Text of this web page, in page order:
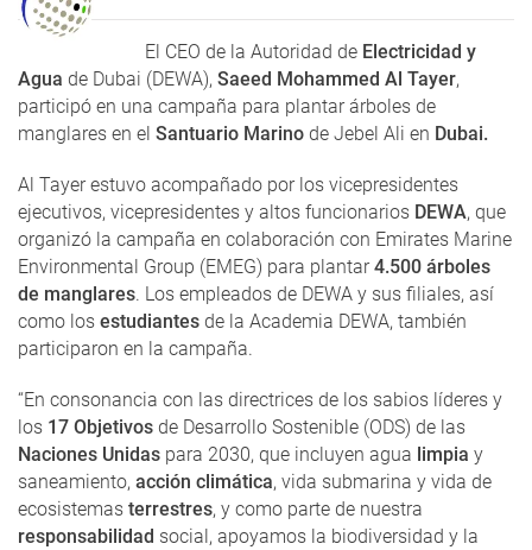
El CEO de la Autoridad de Electricidad y
Agua de Dubai (DEWA), Saeed Mohammed Al Tayer,
participó en una campaña para plantar árboles de
manglares en el Santuario Marino de Jebel Ali en Dubai.
Al Tayer estuvo acompañado por los vicepresidentes
ejecutivos, vicepresidentes y altos funcionarios DEWA, que
organizó la campaña en colaboración con Emirates Marine
Environmental Group (EMEG) para plantar4.500 árboles
de manglares. Los empleados de DEWA y sus filiales, así
como los estudiantes de la Academia DEWA, ​​también
participaron en la campaña.
“En consonancia con las directrices de los sabios líderes y
los 17 Objetivos de Desarrollo Sostenible (ODS) de las
Naciones Unidas para 2030, que incluyen agua limpia y
saneamiento, acción climática, vida submarina y vida de
ecosistemas terrestres, y como parte de nuestra
responsabilidad social, apoyamos la biodiversidad y la